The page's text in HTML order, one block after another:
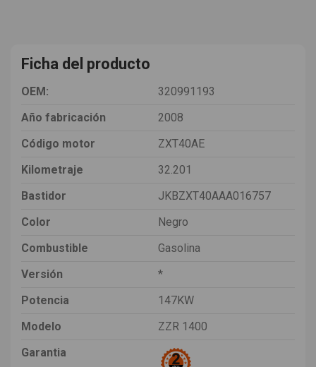
Ficha del producto
OEM:
320991193
Año fabricación
2008
Código motor
ZXT40AE
Kilometraje
32.201
Bastidor
JKBZXT40AAA016757
Color
Negro
Combustible
Gasolina
Versión
*
Potencia
147KW
Modelo
ZZR 1400
Garantia